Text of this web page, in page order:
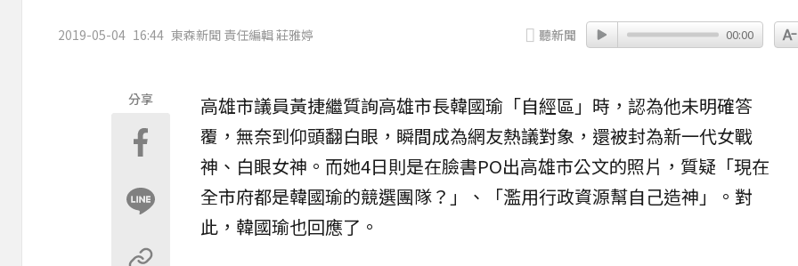
攏係為了晶片！「斷交19年」 哥斯大黎加連2年來台
25分鐘前
2019-05-04 16:44 東森新聞 責任編輯 莊雅婷 聽新聞 00:00
分享 高雄市議員黃捷繼質詢高雄市長韓國瑜 「自經區」時，認為他未明確答
覆，無奈到仰頭翻白眼，瞬間成為網友熱議對象，還被封為新一代女戰
神、白眼女神。而她4日則是在臉書PO出高雄市公文的照片，質疑「現在
全市府都是韓國瑜的競選團隊？」、「濫用行政資源幫自己造神 」。對
此，韓國瑜也回應了。